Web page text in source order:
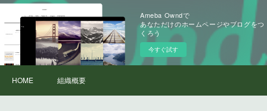
Ameba Owndで
あなただけのホームページやブログをつ
くろう
今すぐ試す
HOME 組織概要